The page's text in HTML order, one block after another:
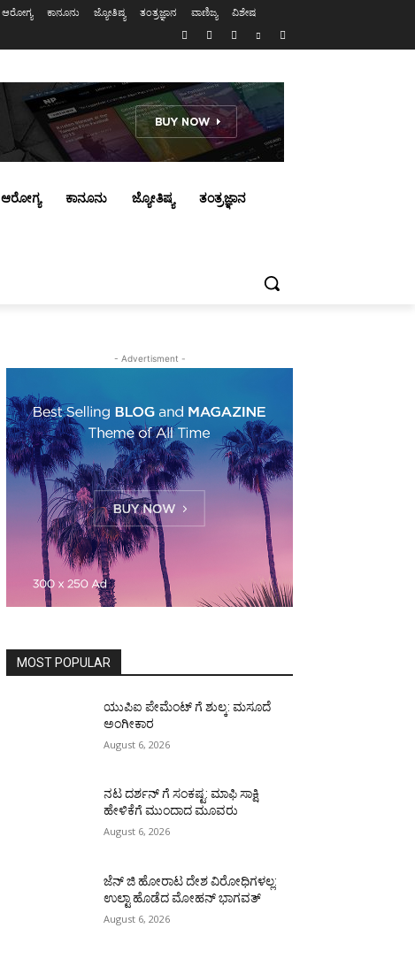
ಆರೋಗ್ಯ ಕಾನೂನು ಜ್ಯೋತಿಷ್ಯ ತಂತ್ರಜ್ಞಾನ ವಾಣಿಜ್ಯ ವಿಶೇಷ
ಆರೋಗ್ಯ ಕಾನೂನು ಜ್ಯೋತಿಷ್ಯ ತಂತ್ರಜ್ಞಾನ
- Advertisment -
MOST POPULAR
ಯುಪಿಐ ಪೇಮೆಂಟ್ ಗೆ ಶುಲ್ಕ: ಮಸೂದೆ
ಅಂಗೀಕಾರ
August 6, 2026
ನಟ ದರ್ಶನ್ ಗೆ ಸಂಕಷ್ಟ: ಮಾಫಿ ಸಾಕ್ಷಿ
ಹೇಳಿಕೆಗೆ ಮುಂದಾದ ಮೂವರು
August 6, 2026
ಜೆನ್ ಜಿ ಹೋರಾಟ ದೇಶ ವಿರೋಧಿಗಳಲ್ಲ:
ಉಲ್ಟಾ ಹೊಡೆದ ಮೋಹನ್ ಭಾಗವತ್
August 6, 2026